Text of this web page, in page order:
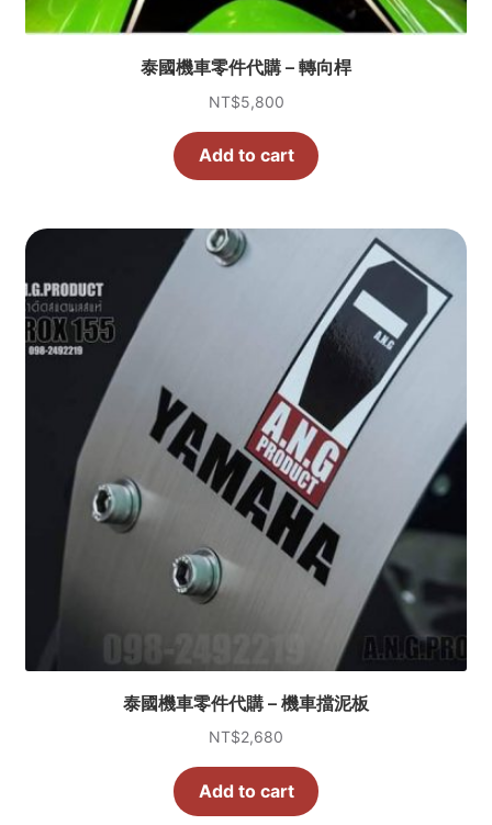
泰國機車零件代購 – 轉向桿
NT$5,800
Add to cart
泰國機車零件代購 – 機車擋泥板
NT$2,680
Add to cart